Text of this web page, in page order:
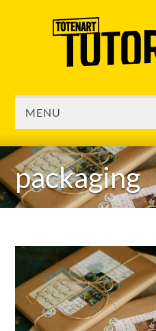
MENU
packaging